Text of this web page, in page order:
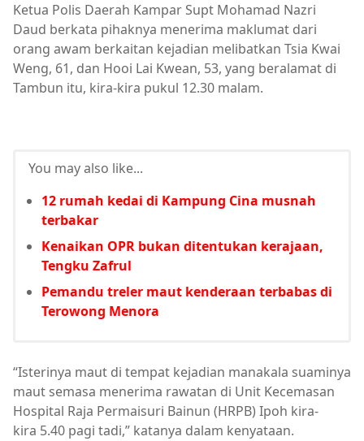
Ketua Polis Daerah Kampar Supt Mohamad Nazri
Daud berkata pihaknya menerima maklumat dari
orang awam berkaitan kejadian melibatkan Tsia Kwai
Weng, 61, dan Hooi Lai Kwean, 53, yang beralamat di
Tambun itu, kira-kira pukul 12.30 malam.
You may also like...
12 rumah kedai di Kampung Cina musnah
terbakar
Kenaikan OPR bukan ditentukan kerajaan,
Tengku Zafrul
Pemandu treler maut kenderaan terbabas di
Terowong Menora
“Isterinya maut di tempat kejadian manakala suaminya
maut semasa menerima rawatan di Unit Kecemasan
Hospital Raja Permaisuri Bainun (HRPB) Ipoh kira-
kira 5.40 pagi tadi,” katanya dalam kenyataan.